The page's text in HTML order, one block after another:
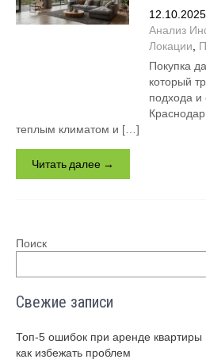
12.10.2025
Анализ
Локации
Покупка
который
подхода и
теплым климатом и […]
Читать далее →
Поиск
Свежие записи
Топ-5 ошибок при аренде
как избежать проблем